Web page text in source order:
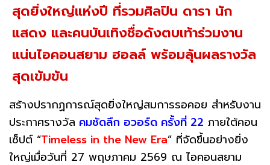
สุดยิ่งใหญ่แห่งปี ที่รวมศิลปิน ดารา นัก
แสดง และคนบันเทิงชื่อดังตบเท้าร่วมงาน
แน่นไอคอนสยาม ฮอลล์ พร้อมลุ้นผลรางวัล
สุดเข้มข้น
สร้างปรากฏการณ์สุดยิ่งใหญ่สมการรอคอย สำหรับงาน
ประกาศรางวัล คมชัดลึก อวอร์ด ครั้งที่ 22 ภายใต้คอน
เซ็ปต์ “Timeless in the New Era” ที่จัดขึ้นอย่างยิ่ง
ใหญ่เมื่อวันที่ 27 พฤษภาคม 2569 ณ ไอคอนสยาม